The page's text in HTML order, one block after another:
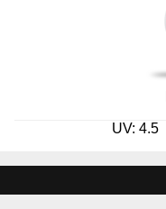
UV: 4.5